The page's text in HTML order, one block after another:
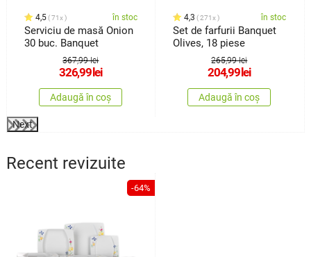
4,5 71x în stoc
Serviciu de masă Onion
30 buc. Banquet
367,99 lei
326,99lei
Adaugă în coș
4,3 271x în stoc
Set de farfurii Banquet
Olives, 18 piese
265,99 lei
204,99lei
Adaugă în coș
Next
Recent revizuite
-64%